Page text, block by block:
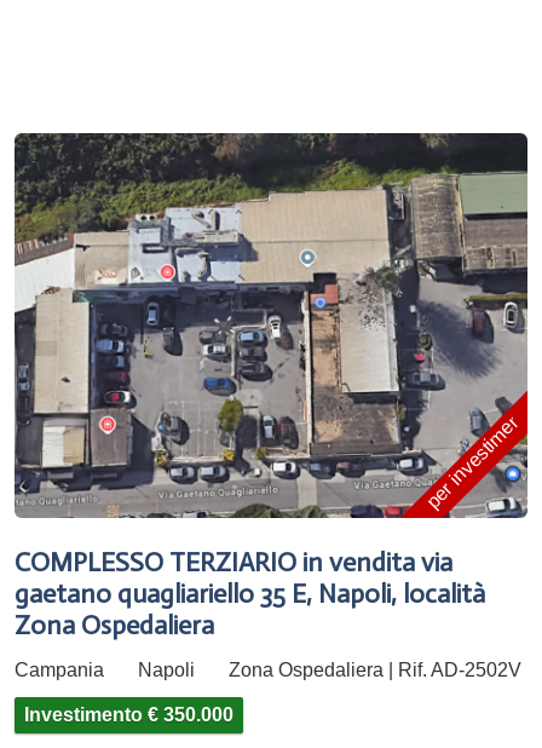
per investimento
COMPLESSO TERZIARIO in vendita via
gaetano quagliariello 35 E, Napoli, località
Zona Ospedaliera
Campania Napoli Zona Ospedaliera | Rif. AD-2502V
Investimento € 350.000